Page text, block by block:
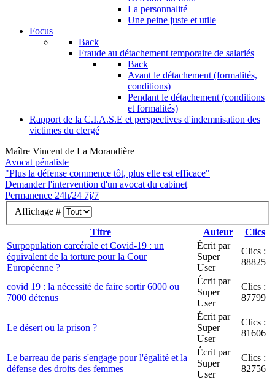
La personnalité
Une peine juste et utile
Focus
Back
Fraude au détachement temporaire de salariés
Back
Avant le détachement (formalités,
conditions)
Pendant le détachement (conditions
et formalités)
Rapport de la C.I.A.S.E et perspectives d'indemnisation des
victimes du clergé
Maître Vincent de La Morandière
Avocat pénaliste
"Plus la défense commence tôt, plus elle est efficace"
Demander l'intervention d'un avocat du cabinet
Permanence 24h/24 7j/7
Affichage #
Titre
Auteur
Clics
Surpopulation carcérale et Covid-19 : un
équivalent de la torture pour la Cour
Européenne ?
Écrit par
Super
User
Clics :
88825
covid 19 : la nécessité de faire sortir 6000 ou
7000 détenus
Écrit par
Super
User
Clics :
87799
Le désert ou la prison ?
Écrit par
Super
User
Clics :
81606
Le barreau de paris s'engage pour l'égalité et la
défense des droits des femmes
Écrit par
Super
User
Clics :
82756